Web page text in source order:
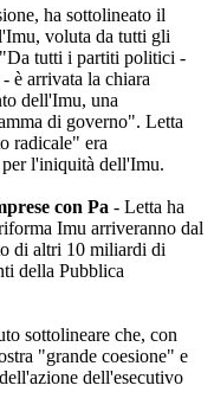
ha sottolineato il
voluta da tutti gli
"Da tutti i partiti politici -
è arrivata la chiara
dell'Imu, una
di governo". Letta
radicale" era
per l'iniquità dell'Imu.
con Pa - Letta ha
Imu arriveranno dal
di altri 10 miliardi di
della Pubblica
sottolineare che, con
"grande coesione" e
dell'esecutivo